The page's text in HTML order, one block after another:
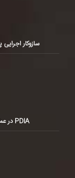
سازوکار
PDIA در عمل: تجربه مدیریت تعارض منافع در ایران